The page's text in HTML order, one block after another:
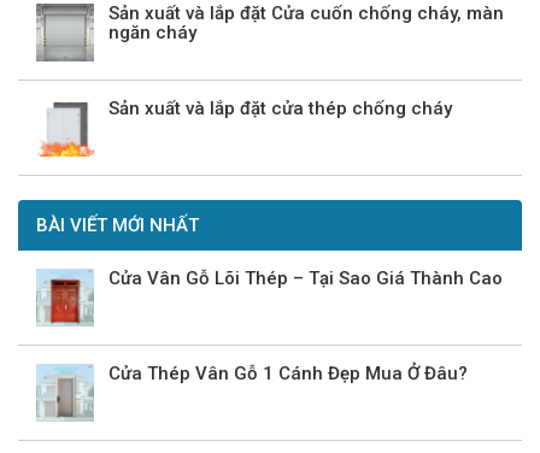
Sản xuất và lắp đặt Cửa cuốn chống cháy, màn
ngăn cháy
Sản xuất và lắp đặt cửa thép chống cháy
BÀI VIẾT MỚI NHẤT
Cửa Vân Gỗ Lõi Thép – Tại Sao Giá Thành Cao
Cửa Thép Vân Gỗ 1 Cánh Đẹp Mua Ở Đâu?